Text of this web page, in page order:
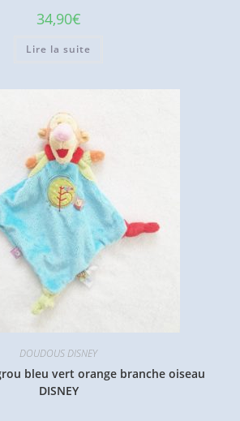
34,90€
Lire la suite
DOUDOUS DISNEY
bleu vert orange branche oiseau
DISNEY